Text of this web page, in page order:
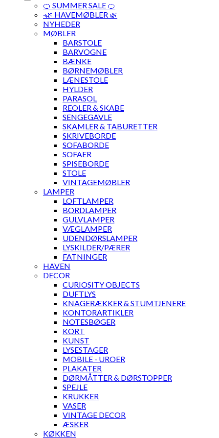
🍊 SUMMER SALE 🍊
·🌿 HAVEMØBLER 🌿
NYHEDER
MØBLER
BARSTOLE
BARVOGNE
BÆNKE
BØRNEMØBLER
LÆNESTOLE
HYLDER
PARASOL
REOLER & SKABE
SENGEGAVLE
SKAMLER & TABURETTER
SKRIVEBORDE
SOFABORDE
SOFAER
SPISEBORDE
STOLE
VINTAGEMØBLER
LAMPER
LOFTLAMPER
BORDLAMPER
GULVLAMPER
VÆGLAMPER
UDENDØRSLAMPER
LYSKILDER/PÆRER
FATNINGER
HAVEN
DECOR
CURIOSITY OBJECTS
DUFTLYS
KNAGERÆKKER & STUMTJENERE
KONTORARTIKLER
NOTESBØGER
KORT
KUNST
LYSESTAGER
MOBILE - UROER
PLAKATER
DØRMÅTTER & DØRSTOPPER
SPEJLE
KRUKKER
VASER
VINTAGE DECOR
ÆSKER
KØKKEN